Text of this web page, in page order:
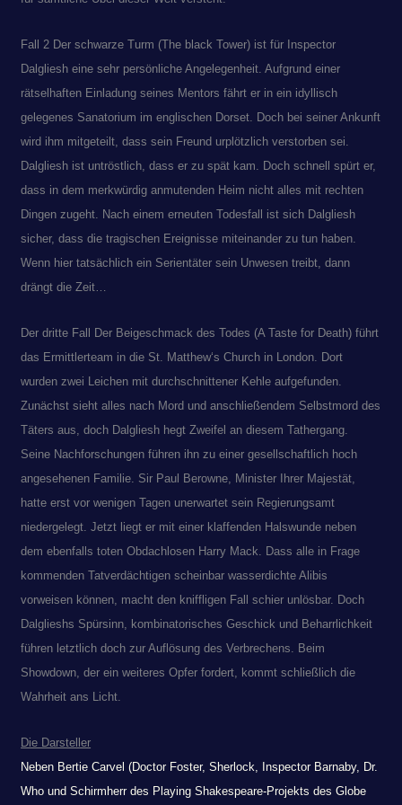
Fall 2 Der schwarze Turm (The black Tower) ist für Inspector
Dalgliesh eine sehr persönliche Angelegenheit. Aufgrund einer
rätselhaften Einladung seines Mentors fährt er in ein idyllisch
gelegenes Sanatorium im englischen Dorset. Doch bei seiner Ankunft
wird ihm mitgeteilt, dass sein Freund urplötzlich verstorben sei.
Dalgliesh ist untröstlich, dass er zu spät kam. Doch schnell spürt er,
dass in dem merkwürdig anmutenden Heim nicht alles mit rechten
Dingen zugeht. Nach einem erneuten Todesfall ist sich Dalgliesh
sicher, dass die tragischen Ereignisse miteinander zu tun haben.
Wenn hier tatsächlich ein Serientäter sein Unwesen treibt, dann
drängt die Zeit…
Der dritte Fall Der Beigeschmack des Todes (A Taste for Death) führt
das Ermittlerteam in die St. Matthew‘s Church in London. Dort
wurden zwei Leichen mit durchschnittener Kehle aufgefunden.
Zunächst sieht alles nach Mord und anschließendem Selbstmord des
Täters aus, doch Dalgliesh hegt Zweifel an diesem Tathergang.
Seine Nachforschungen führen ihn zu einer gesellschaftlich hoch
angesehenen Familie. Sir Paul Berowne, Minister Ihrer Majestät,
hatte erst vor wenigen Tagen unerwartet sein Regierungsamt
niedergelegt. Jetzt liegt er mit einer klaffenden Halswunde neben
dem ebenfalls toten Obdachlosen Harry Mack. Dass alle in Frage
kommenden Tatverdächtigen scheinbar wasserdichte Alibis
vorweisen können, macht den kniffligen Fall schier unlösbar. Doch
Dalglieshs Spürsinn, kombinatorisches Geschick und Beharrlichkeit
führen letztlich doch zur Auflösung des Verbrechens. Beim
Showdown, der ein weiteres Opfer fordert, kommt schließlich die
Wahrheit ans Licht.
Die Darsteller
Neben Bertie Carvel (Doctor Foster, Sherlock, Inspector Barnaby, Dr.
Who und Schirmherr des Playing Shakespeare-Projekts des Globe